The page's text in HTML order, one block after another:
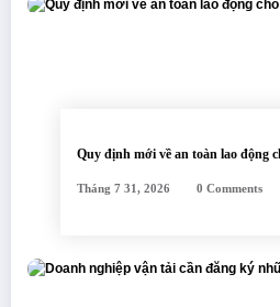
Quy định mới về an toàn lao động
Tháng 7 31, 2026 0 Comments